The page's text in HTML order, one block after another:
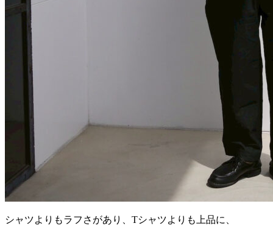
シャツよりもラフさがあり、Tシャツよりも上品に、